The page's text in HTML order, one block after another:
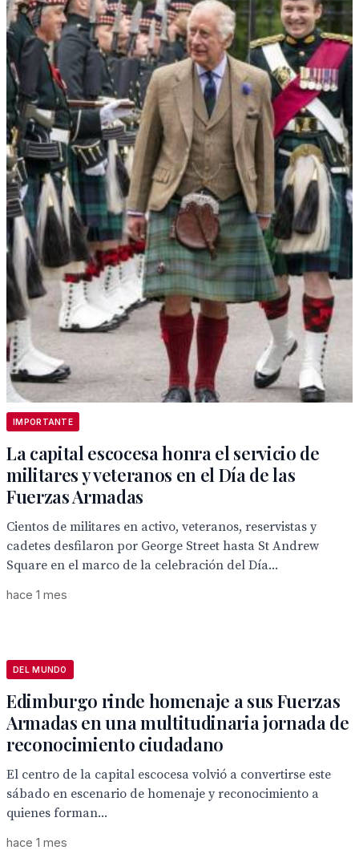
IMPORTANTE
La capital escocesa honra el servicio de
militares y veteranos en el Día de las
Fuerzas Armadas
Cientos de militares en activo, veteranos, reservistas y
cadetes desfilaron por George Street hasta St Andrew
Square en el marco de la celebración del Día...
hace 1 mes
DEL MUNDO
Edimburgo rinde homenaje a sus Fuerzas
Armadas en una multitudinaria jornada de
reconocimiento ciudadano
El centro de la capital escocesa volvió a convertirse este
sábado en escenario de homenaje y reconocimiento a
quienes forman...
hace 1 mes